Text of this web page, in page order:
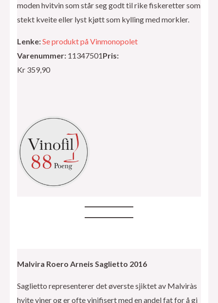
moden hvitvin som står seg godt til rike fiskeretter som
stekt kveite eller lyst kjøtt som kylling med morkler.
Lenke:Se produkt på Vinmonopolet
Varenummer: 11347501Pris:
Kr 359,90
Malvira Roero Arneis Saglietto 2016
Saglietto representerer det øverste sjiktet av Malviràs
hvite viner og er ofte vinifisert med en andel fat for å gi